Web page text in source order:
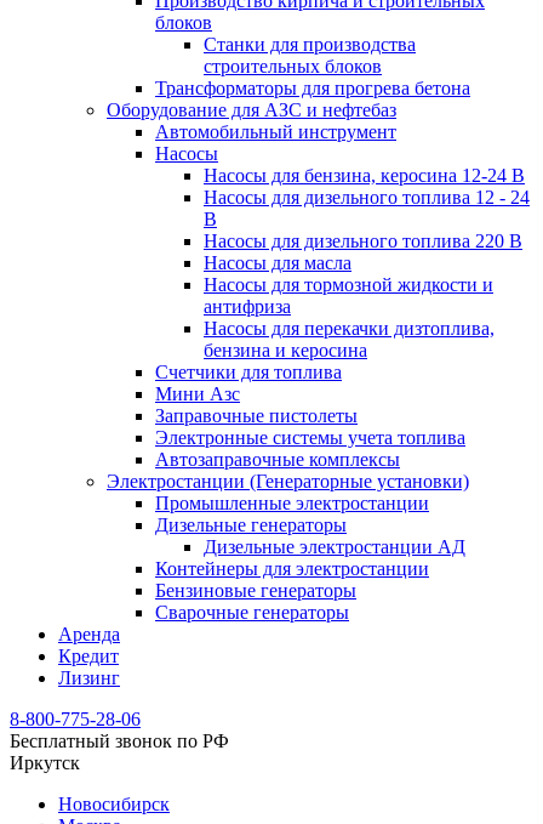
блоков
Cтанки для производства
строительных блоков
Трансформаторы для прогрева бетона
Оборудование для АЗС и нефтебаз
Автомобильный инструмент
Насосы
Насосы для бензина, керосина 12-24 В
Насосы для дизельного топлива 12 - 24
В
Насосы для дизельного топлива 220 В
Насосы для масла
Насосы для тормозной жидкости и
антифриза
Насосы для перекачки дизтоплива,
бензина и керосина
Счетчики для топлива
Мини Азс
Заправочные пистолеты
Электронные системы учета топлива
Автозаправочные комплексы
Электростанции (Генераторные установки)
Промышленные электростанции
Дизельные генераторы
Дизельные электростанции АД
Контейнеры для электростанции
Бензиновые генераторы
Сварочные генераторы
Аренда
Кредит
Лизинг
8-800-775-28-06
Бесплатный звонок по РФ
Иркутск
Новосибирск